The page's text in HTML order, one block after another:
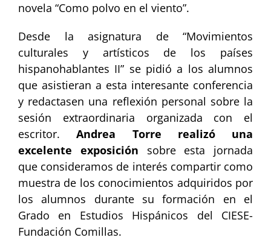
novela “Como polvo en el viento”.
Desde la asignatura de “Movimientos
culturales y artísticos de los países
hispanohablantes II” se pidió a los alumnos
que asistieran a esta interesante conferencia
y redactasen una reflexión personal sobre la
sesión extraordinaria organizada con el
escritor.Andrea Torre realizó una
excelente exposición sobre esta jornada
que consideramos de interés compartir como
muestra de los conocimientos adquiridos por
los alumnos durante su formación en el
Grado en Estudios Hispánicos del CIESE-
Fundación Comillas.